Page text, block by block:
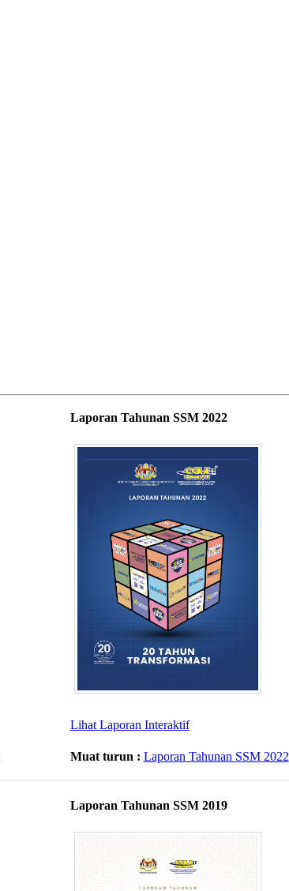
Laporan Tahunan SSM 2022
Lihat La​poran Int​eraktif​
Muat turun : Laporan Tahunan SSM 2022​
Laporan Tahunan SSM 2019